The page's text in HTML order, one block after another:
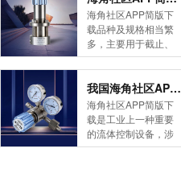
用调节启闭件的开
度，使阀后压力保持
在一定范围内，在进
口压力不断变化的情
在设定的范围内，保
护其后的生活生产器
具。本类海角社区
APP简版下载在管......
角论坛海角社区APP
简版下载为您介绍一
下什么是单向阀。
一、简介单向阀有直
通式和直角式两种。
直通式单向阀用螺纹
连接安装在管路上。
直角式单向阀有螺纹
连接、板式连接和法
兰连接三种形式。液
海角社区APP简版下
载品种及规格相当繁
多，主要用于截止、
导流、稳压、分流
等，用途广泛。正确
和有序有效的维护保
养会保护海角社区
APP简版下载，使海
角社区APP简版下载
正常发挥功能并且延
我国海角社区APP简版下载市场的现状及前景如何
海角社区APP简版下
载是工业上一种重要
的流体控制设备，涉
及到国民经济诸多部